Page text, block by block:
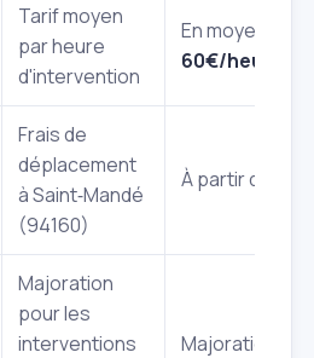
Tarif moyen
par heure
d'intervention
En moyenne
60€/heure
Frais de
déplacement
à Saint‑Mandé
(94160)
À partir de
Majoration
pour les
interventions
Majoration de